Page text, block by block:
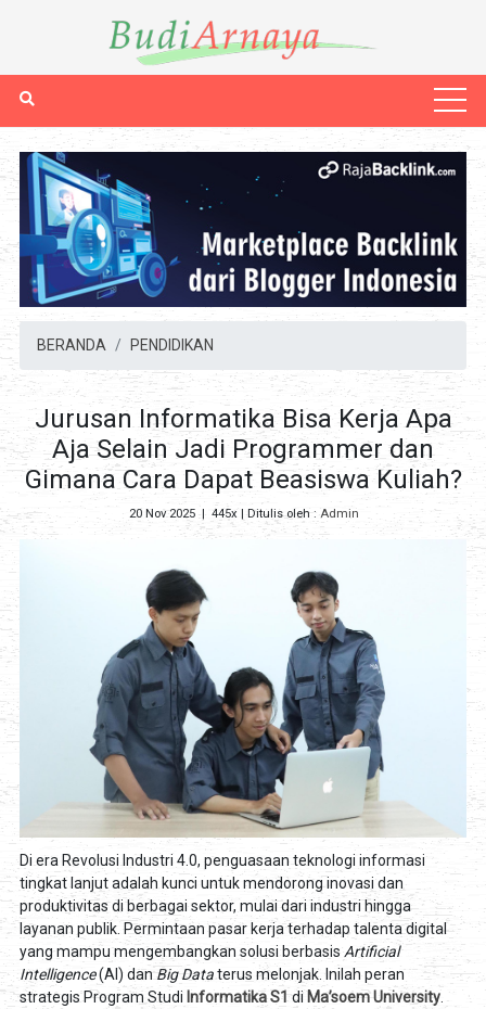
BERANDA PENDIDIKAN
Jurusan Informatika Bisa Kerja Apa
Aja Selain Jadi Programmer dan
Gimana Cara Dapat Beasiswa Kuliah?
20 Nov 2025 445x | Ditulis oleh :Admin
Di era Revolusi Industri 4.0, penguasaan teknologi informasi
tingkat lanjut adalah kunci untuk mendorong inovasi dan
produktivitas di berbagai sektor, mulai dari industri hingga
layanan publik. Permintaan pasar kerja terhadap talenta digital
yang mampu mengembangkan solusi berbasis Artificial
Intelligence(AI) dan Big Dataterus melonjak. Inilah peran
strategis Program Studi Informatika S1 di Ma’soem University.